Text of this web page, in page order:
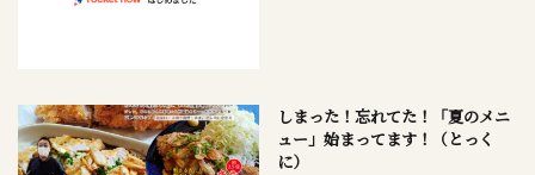
しまった！忘れてた！「夏のメニ
ュー」始まってます！（とっく
に）